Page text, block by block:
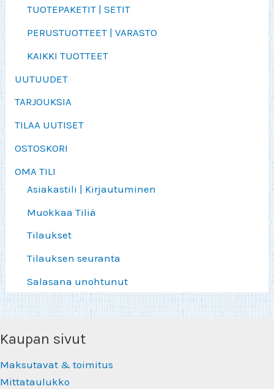
TUOTEPAKETIT | SETIT
PERUSTUOTTEET | VARASTO
KAIKKI TUOTTEET
UUTUUDET
TARJOUKSIA
TILAA UUTISET
OSTOSKORI
OMA TILI
Asiakastili | Kirjautuminen
Muokkaa Tiliä
Tilaukset
Tilauksen seuranta
Salasana unohtunut
Kaupan sivut
Maksutavat & toimitus
Mittataulukko